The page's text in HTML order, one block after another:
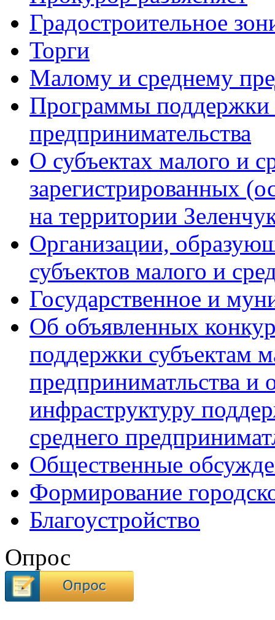
Градостроительное
Торги
Малому и среднему
Программы поддержки
предпринимательства
О субъектах малого и
зарегистрированных
на территории
Организации,
субъектов малого и
Государственное и
Об объявленных
поддержки субъектам
предприниматльства
инфраструктуру
среднего
Общественные
Формирование
Благоустройство
Опрос